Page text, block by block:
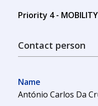
Priority 4 -
Contact person
Name
António Carlos Da